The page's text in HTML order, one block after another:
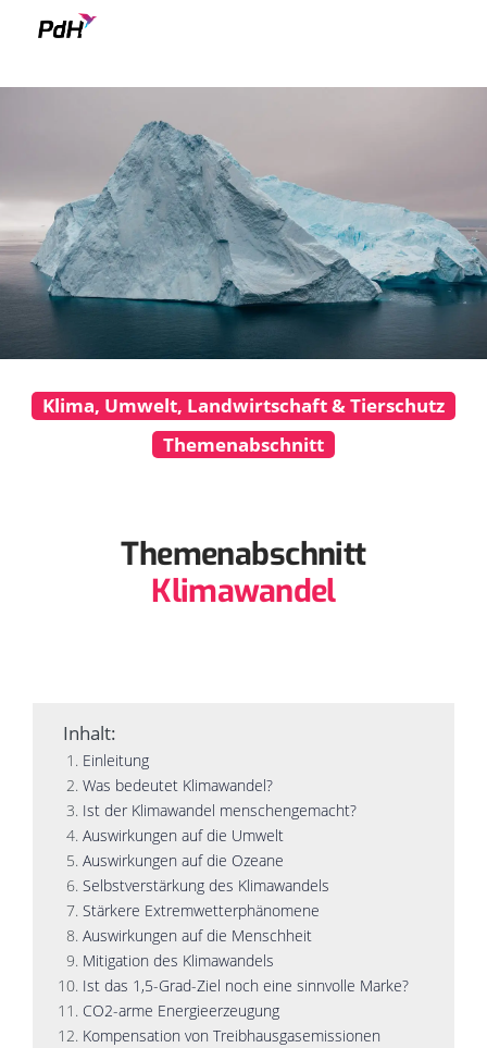
Klima, Umwelt, Landwirtschaft & Tierschutz
Themenabschnitt
Themenabschnitt
Klimawandel
Inhalt:
Einleitung
Was bedeutet Klimawandel?
Ist der Klimawandel menschengemacht?
Auswirkungen auf die Umwelt
Auswirkungen auf die Ozeane
Selbstverstärkung des Klimawandels
Stärkere Extremwetterphänomene
Auswirkungen auf die Menschheit
Mitigation des Klimawandels
Ist das 1,5-Grad-Ziel noch eine sinnvolle Marke?
CO2-arme Energieerzeugung
Kompensation von Treibhausgasemissionen